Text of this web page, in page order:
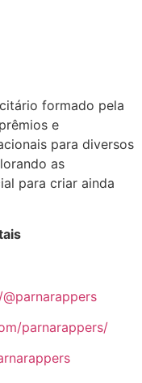
formado pela
e
para diversos
as
para criar ainda
parnarappers/